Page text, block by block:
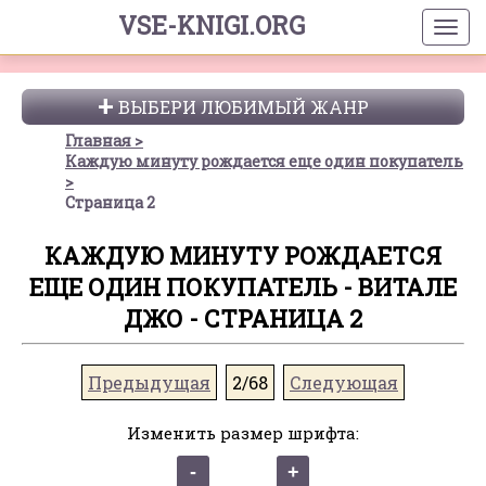
VSE-KNIGI.ORG
ВЫБЕРИ ЛЮБИМЫЙ ЖАНР
Главная
Каждую минуту рождается еще один покупатель
Страница 2
КАЖДУЮ МИНУТУ РОЖДАЕТСЯ
ЕЩЕ ОДИН ПОКУПАТЕЛЬ - ВИТАЛЕ
ДЖО - СТРАНИЦА 2
Предыдущая 2/68 Следующая
Изменить размер шрифта: